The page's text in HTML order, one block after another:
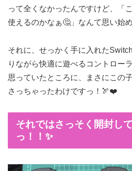
って全くなかったんですけど、「
使えるのかなぁ🤔」なんて思い始
それに、せっかく手に入れた
りながら快適に遊べるコントロー
思っていたところに、まさにこの
さっちゃったわけですっ！🏹❤️
それではさっそく開封し
っ！！✨